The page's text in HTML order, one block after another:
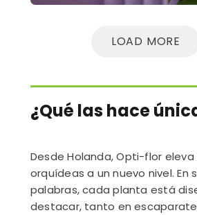
LOAD MORE
¿Qué las hace
Desde Holanda, Opti-flor
orquídeas a un nuevo nivel. En
palabras, cada planta está
destacar, tanto en